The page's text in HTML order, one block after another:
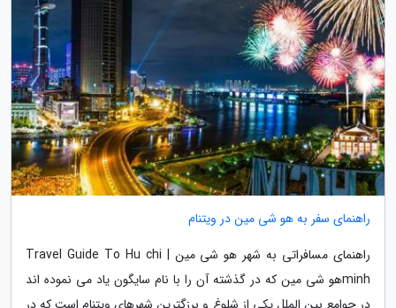
راهنمای سفر به هو شی مین در ویتنام
راهنمای مسافراتی به شهر هو شی مین | Travel Guide To Hu chi
minhهو شی مین که در گذشته آن را با نام سایگون یاد می نموده اند
در جوامع بین الملل یکی از شلوغ و برزگترین شهرهای ویتنام است که در